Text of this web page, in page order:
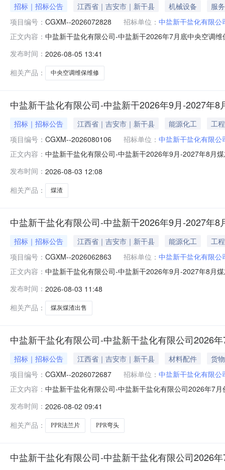
招标｜招标公告 江西省｜吉安市｜新干县 机械设备
服务
项目编号： CGXM--2026072828 招标单位： 中盐新干盐化有限公
正文内容： 中盐新干盐化有限公司-中盐新干2026年7月底中央空调
中央空调维修保养二、供应商资格条件（一）基本条件
发布时间： 2026-08-05 13:41
相关产品：
中央空调维保维修
中盐新干盐化有限公司-中盐新干2026年9月-2027年8
招标｜招标公告 江西省｜吉安市｜新干县 能源化工
工程
项目编号： CGXM--2026080106 招标单位： 中盐新干盐化有限公
正文内容： 中盐新干盐化有限公司-中盐新干2026年9月-2027年8月
5mm，含碳料＜2%-千克12000000约（12000吨）详见
发布时间： 2026-08-03 12:08
相关产品：
煤渣
中盐新干盐化有限公司-中盐新干2026年9月-2027年8
招标｜招标公告 江西省｜吉安市｜新干县 能源化工
工程
项目编号： CGXM--2026062863 招标单位： 中盐新干盐化有限公
正文内容： 中盐新干盐化有限公司-中盐新干2026年9月-2027年8月
中华人民共和国境内注册的具有独立承担民事责任能力
发布时间： 2026-08-03 11:48
相关产品：
煤灰煤渣出售
中盐新干盐化有限公司-中盐新干盐化有限公司2026
招标｜招标公告 江西省｜吉安市｜新干县 材料配件
货物
项目编号： CGXM--2026072687 招标单位： 中盐新干盐化有限公
正文内容： 中盐新干盐化有限公司-中盐新干盐化有限公司2026年7
量单位数量备注109039900000025PPR法兰片5050-只
发布时间： 2026-08-02 09:41
相关产品：
PPR法兰片 PPR弯头
中盐新干盐化有限公司-中盐新干盐化有限公司2026